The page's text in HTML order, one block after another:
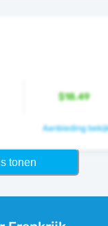
$18.49
Aanbieding
tonen